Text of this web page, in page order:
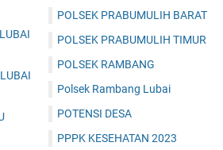
POLSEK PRABUMULIH BARAT
POLSEK PRABUMULIH TIMUR
POLSEK RAMBANG
Polsek Rambang Lubai
POTENSI DESA
PPPK KESEHATAN 2023